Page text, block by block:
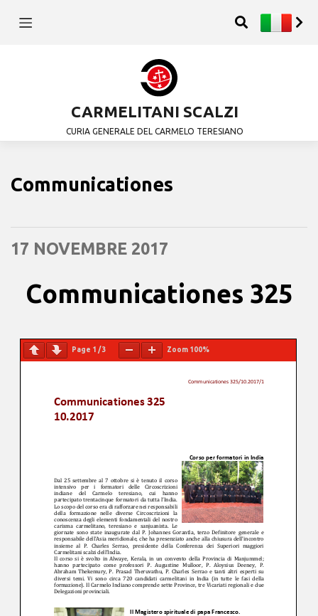
CARMELITANI SCALZI
CURIA GENERALE DEL CARMELO TERESIANO
Communicationes
17 NOVEMBRE 2017
Communicationes 325
Page 1 /3 Zoom 100%